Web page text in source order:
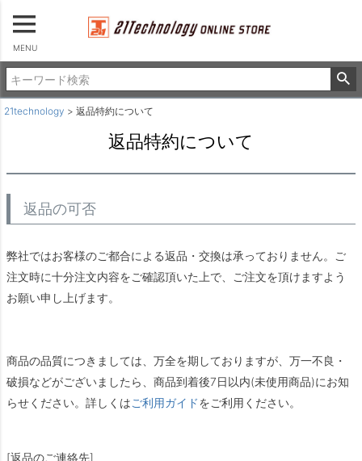
MENU
21technology 返品特約について
返品特約について
返品の可否
弊社ではお客様のご都合による返品・交換は承っておりません。ご
注文時に十分注文内容をご確認頂いた上で、ご注文を頂けますよう
お願い申し上げます。
商品の品質につきましては、万全を期しておりますが、万一不良・
破損などがございましたら、商品到着後7日以内(未使用商品)にお知
らせください。詳しくはご利用ガイドをご利用ください。
[返品のご連絡先]